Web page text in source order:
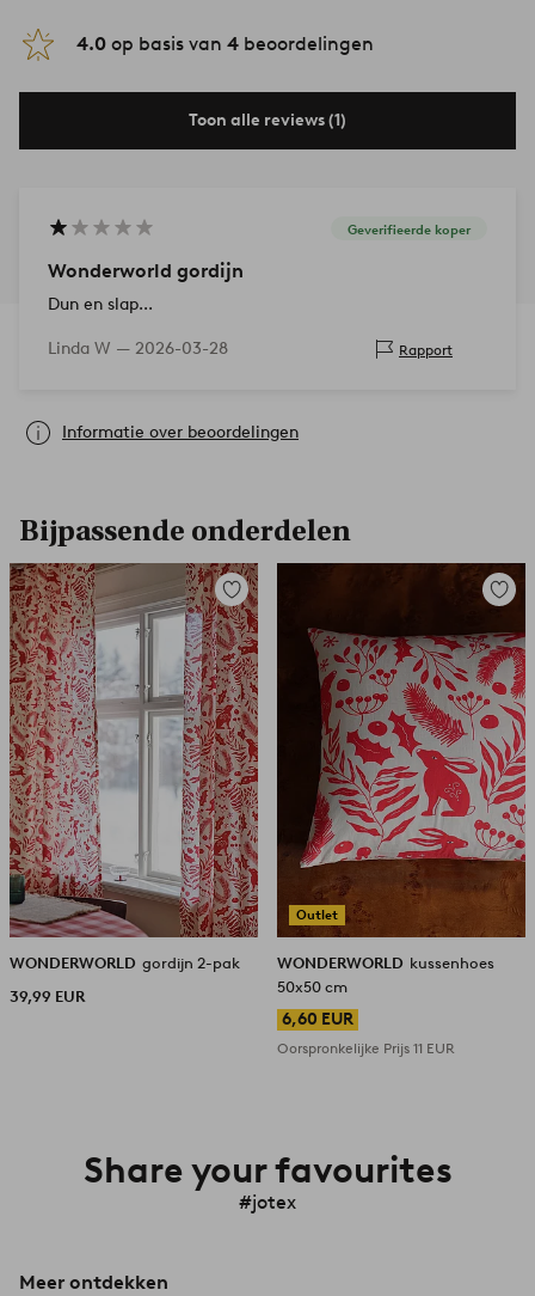
4.0 op basis van 4 beoordelingen
Toon alle reviews (1)
Geverifieerde koper
Wonderworld gordijn
Dun en slap...
Linda W — 2026-03-28 Rapport
Informatie over beoordelingen
Bijpassende onderdelen
Toevoegen
aan
favorieten
WONDERWORLD gordijn 2-pak
39,99 EUR
Outlet
WONDERWORLD kussenhoes
50x50 cm
6,60 EUR
Oorspronkelijke Prijs 11 EUR
Share your favourites
#jotex
Meer ontdekken